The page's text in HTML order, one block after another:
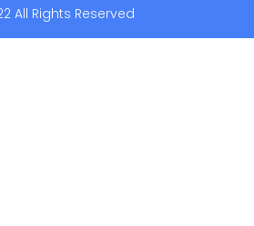
All Rights Reserved